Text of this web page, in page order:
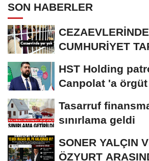
SON HABERLER
CEZAEVLERİNDE
CUMHURİYET
KİŞİ...
HST Holding
Canpolat 'a
Tasarruf
sınırlama geldi
SONER YALÇIN
ÖZYURT